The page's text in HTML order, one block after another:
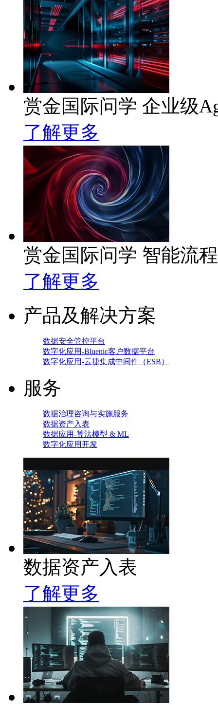
赏金国际问学 企业级
了解更多
赏金国际问学 智能流
了解更多
产品及解决方案
数据安全管控平台
数字化应用-Bluenic客户数据平台
数字化应用-云捷集成中间件（ESB）
服务
数据治理咨询与实施服务
数据资产入表
数据应用-算法模型 & ML
数字化应用开发
数据资产入表
了解更多